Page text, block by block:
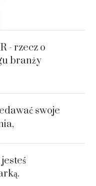
- rzecz o
branży
swoje